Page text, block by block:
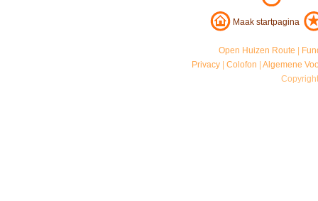
Maak startpagina
Open Huizen Route
Privacy |Colofon |Algemene